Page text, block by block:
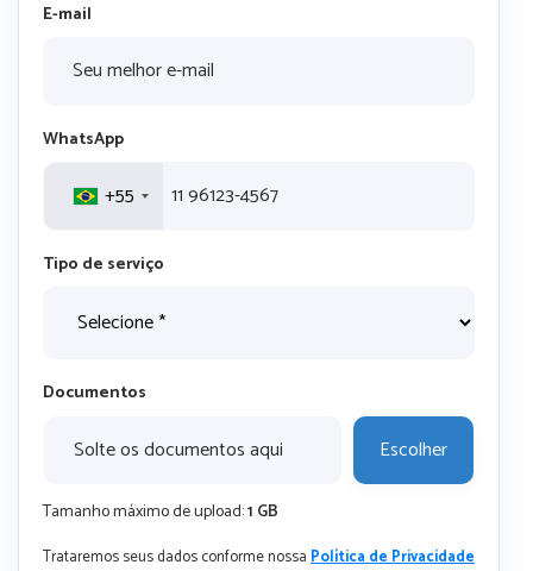
E-mail
WhatsApp
+55
Tipo de serviço
Documentos
Solte os documentos aqui Escolher
Tamanho máximo de upload:1 GB
Trataremos seus dados conforme nossaPolítica de Privacidade